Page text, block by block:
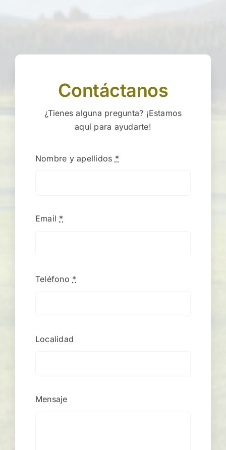
Contáctanos
¿Tienes alguna pregunta? ¡Estamos
aquí para ayudarte!
Nombre y apellidos *
Email *
Teléfono *
Localidad
Mensaje